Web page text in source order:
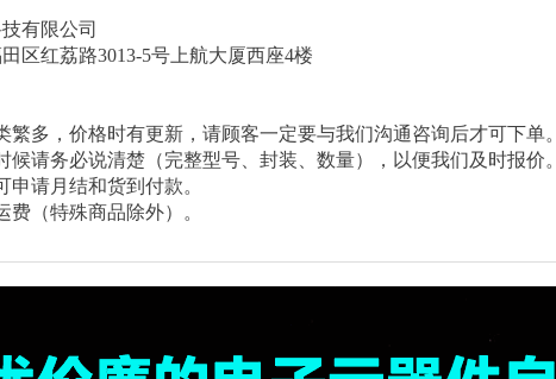
有限公司
区红荔路3013-5号上航大厦西座4楼
繁多，价格时有更新，请顾客一定要与我们沟通咨询后才可下单。
候请务必说清楚（完整型号、封装、数量），以便我们及时报价。
申请月结和货到付款。
费（特殊商品除外）。